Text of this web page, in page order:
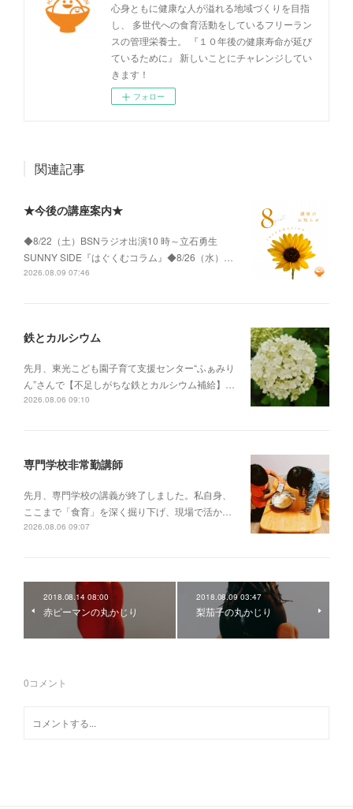
心身ともに健康な人が溢れる地域づくりを目指
し、 多世代への食育活動をしているフリーラン
スの管理栄養士。 『１０年後の健康寿命が延び
ているために』 新しいことにチャレンジしてい
きます！
フォロー
関連記事
★今後の講座案内★
◆8/22（土）BSNラジオ出演10 時～立石勇生
SUNNY SIDE『はぐくむコラム』◆8/26（水）…
2026.08.09 07:46
鉄とカルシウム
先月、東光こども園子育て支援センター“ふぁみり
ん”さんで【不足しがちな鉄とカルシウム補給】…
2026.08.06 09:10
専門学校非常勤講師
先月、専門学校の講義が終了しました。私自身、
ここまで「食育」を深く掘り下げ、現場で活か…
2026.08.06 09:07
2018.08.14 08:00
赤ピーマンの丸かじり
2018.08.09 03:47
梨茄子の丸かじり
0コメント